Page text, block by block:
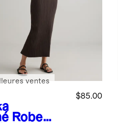
Robe
$85.00
ventes